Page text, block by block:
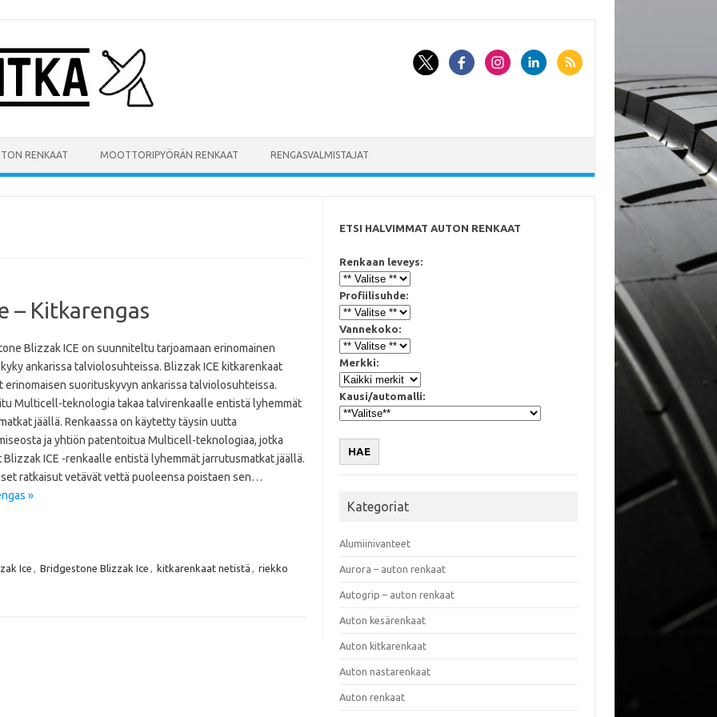
RENKAAT MOOTTORIPYÖRÄN RENKAAT RENGASVALMISTAJAT
– Kitkarengas
Blizzak ICE on suunniteltu tarjoamaan erinomainen
ankarissa talviolosuhteissa. Blizzak ICE kitkarenkaat
erinomaisen suorituskyvyn ankarissa talviolosuhteissa.
Multicell-teknologia takaa talvirenkaalle entistä lyhemmät
jäällä. Renkaassa on käytetty täysin uutta
ja yhtiön patentoitua Multicell-teknologiaa, jotka
Blizzak ICE -renkaalle entistä lyhemmät jarrutusmatkat jäällä.
ratkaisut vetävät vettä puoleensa poistaen sen…
»
Ice , Bridgestone Blizzak Ice , kitkarenkaat netistä , riekko
ETSI HALVIMMAT AUTON RENKAAT
Renkaan leveys:
Profiilisuhde:
Vannekoko:
Merkki:
Kausi/automalli:
HAE
Kategoriat
Alumiinivanteet
Aurora – auton renkaat
Autogrip – auton renkaat
Auton kesärenkaat
Auton kitkarenkaat
Auton nastarenkaat
Auton renkaat